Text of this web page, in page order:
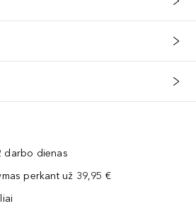
darbo dienas
perkant už 39,95 €